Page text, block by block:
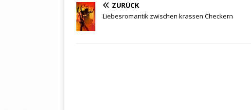
ZURÜCK
Liebesromantik zwischen krassen Checkern